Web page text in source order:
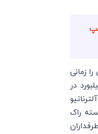
زمانی
در
راک